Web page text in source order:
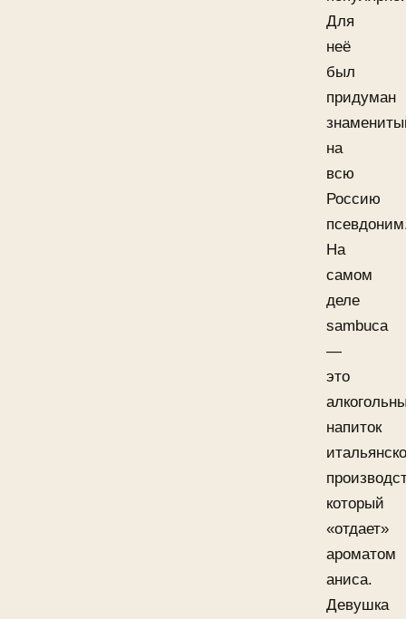
Для
неё
был
придуман
на
всю
Россию
На
самом
деле
sambuca
—
это
напиток
который
«отдает»
ароматом
аниса.
Девушка